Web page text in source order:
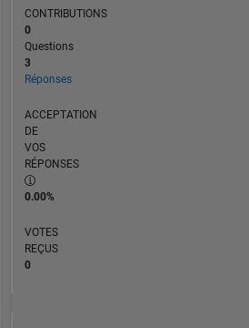
CONTRIBUTIONS
0
Questions
3
Réponses
ACCEPTATION
DE
VOS
RÉPONSES
0.00%
VOTES
REÇUS
0